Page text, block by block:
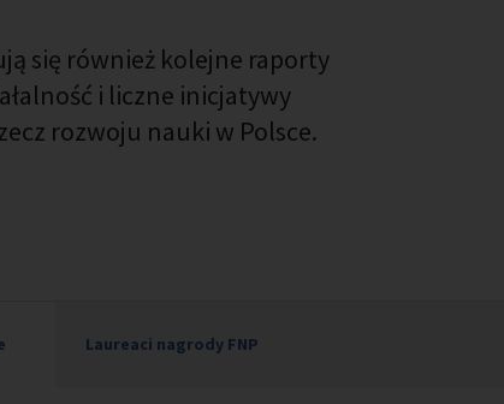
się również kolejne raporty
i liczne inicjatywy
rozwoju nauki w Polsce.
Laureaci nagrody FNP